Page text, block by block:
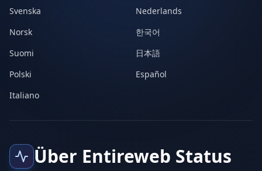
Svenska
Nederlands
Norsk
한국어
Suomi
日本語
Polski
Español
Italiano
Über Entireweb Status